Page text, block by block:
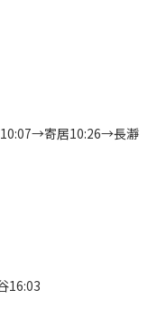
寄居10:26→長瀞
16:03